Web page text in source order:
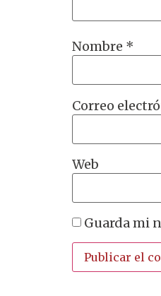
Nombre *
Correo
Web
Guarda mi